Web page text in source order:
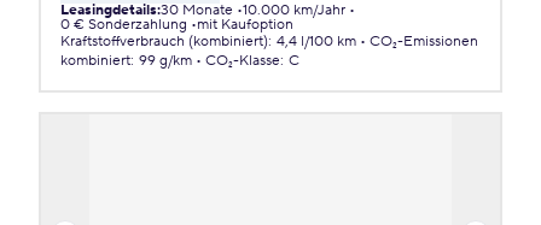
Leasingdetails:30 Monate 10.000 km/Jahr
0 € Sonderzahlung
mit Kaufoption
Kraftstoffverbrauch (kombiniert): 4,4 l/100 km
CO₂-Emissionen
kombiniert: 99 g/km CO₂-Klasse: C